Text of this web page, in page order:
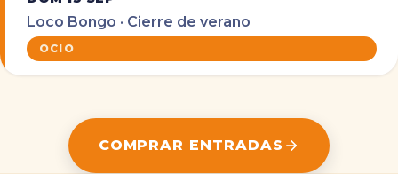
Loco Bongo · Cierre de verano
OCIO
COMPRAR ENTRADAS